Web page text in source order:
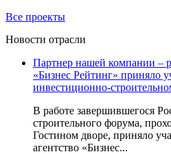
Все проекты
Новости отрасли
Партнер нашей компании –
«Бизнес Рейтинг» приняло
инвестиционно-
В работе завершившегося
строительного форума,
Гостином дворе, приняло
агентство «Бизнес...